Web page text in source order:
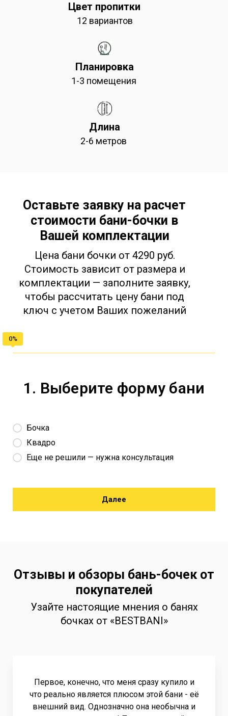
2-6 метров
Длина
1-3 помещения
Планировка
12 вариантов
Цвет пропитки
Цена бани бочки от 4290 руб.
Стоимость зависит от размера и
комплектации — заполните заявку,
чтобы рассчитать цену бани под
ключ с учетом Ваших пожеланий
Оставьте заявку на расчет
стоимости бани-бочки в
Вашей комплектации
1. Выберите форму бани
Бочка
Квадро
Еще не решили — нужна консультация
Далее
Отзывы и обзоры бань-бочек от
покупателей
Узайте настоящие мнения о банях
бочках от «BESTBANI»
Первое, конечно, что меня сразу купило и
что реально является плюсом этой бани - её
внешний вид. Однозначно она необычна и